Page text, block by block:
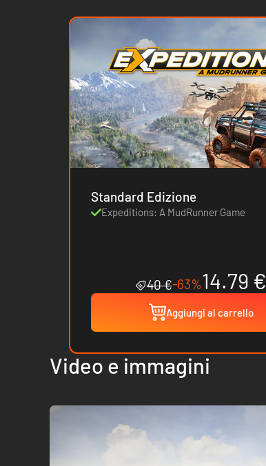
Standard Edizione
Expeditions: A MudRunner Game
40 €-63%14.79 €
Aggiungi al carrello
Video e immagini